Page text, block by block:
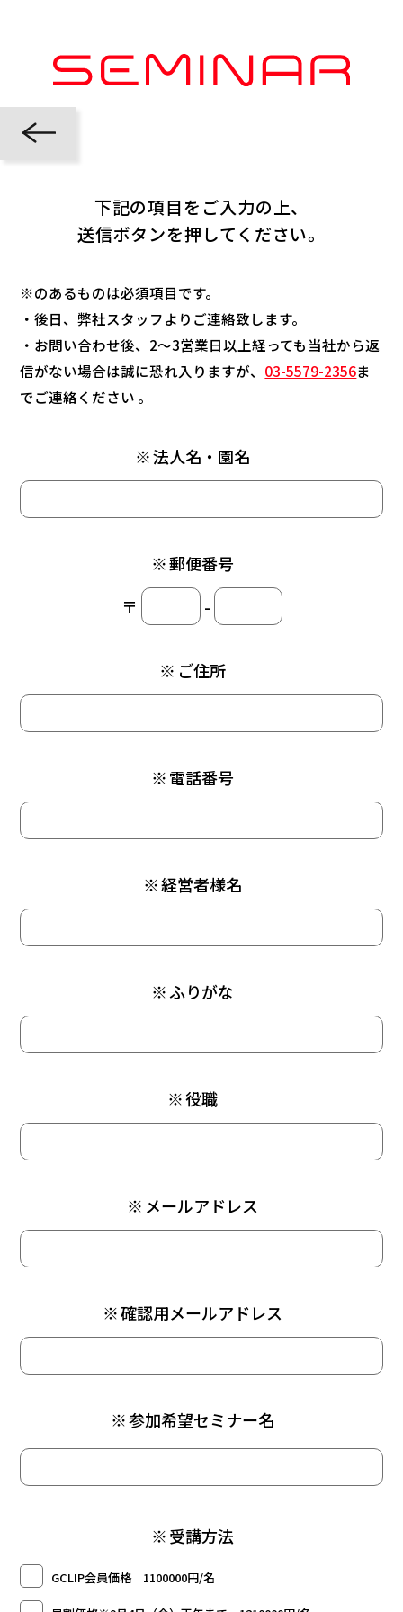
下記の項目をご入力の上、
送信ボタンを押してください。
※のあるものは必須項目です。
・後日、弊社スタッフよりご連絡致します。
・お問い合わせ後、2～3営業日以上経っても当社から返
信がない場合は誠に恐れ入りますが、 03-5579-2356ま
でご連絡ください 。
法人名・園名
※
郵便番号
※
〒
-
ご住所
※
電話番号
※
経営者様名
※
ふりがな
※
役職
※
メールアドレス
※
確認用メールアドレス
※
参加希望セミナー名
※
受講方法
※
GCLIP会員価格 1100000円/名